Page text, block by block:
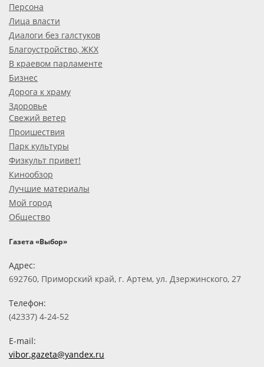
Персона
Лица власти
Диалоги без галстуков
Благоустройство, ЖКХ
В краевом парламенте
Бизнес
Дорога к храму
Здоровье
Свежий ветер
Проишествия
Парк культуры
Физкульт привет!
Кинообзор
Лучшие материалы
Мой город
Общество
Газета «Выбор»
Адрес:
692760, Приморский край, г. Артем, ул. Дзержинского, 27
Телефон:
(42337) 4-24-52
E-mail:
vibor.gazeta@yandex.ru